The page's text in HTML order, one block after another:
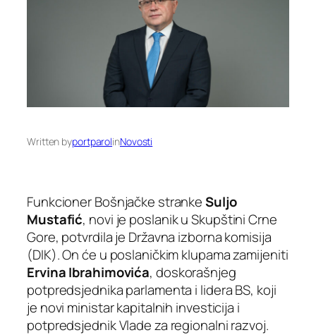
Written byportparolinNovosti
Funkcioner Bošnjačke strankeSuljo
Mustafić, novi je poslanik u Skupštini Crne
Gore, potvrdila je Državna izborna komisija
(DIK). On će u poslaničkim klupama zamijeniti
Ervina Ibrahimovića, doskorašnjeg
potpredsjednika parlamenta i lidera BS, koji
je novi ministar kapitalnih investicija i
potpredsjednik Vlade za regionalni razvoj.